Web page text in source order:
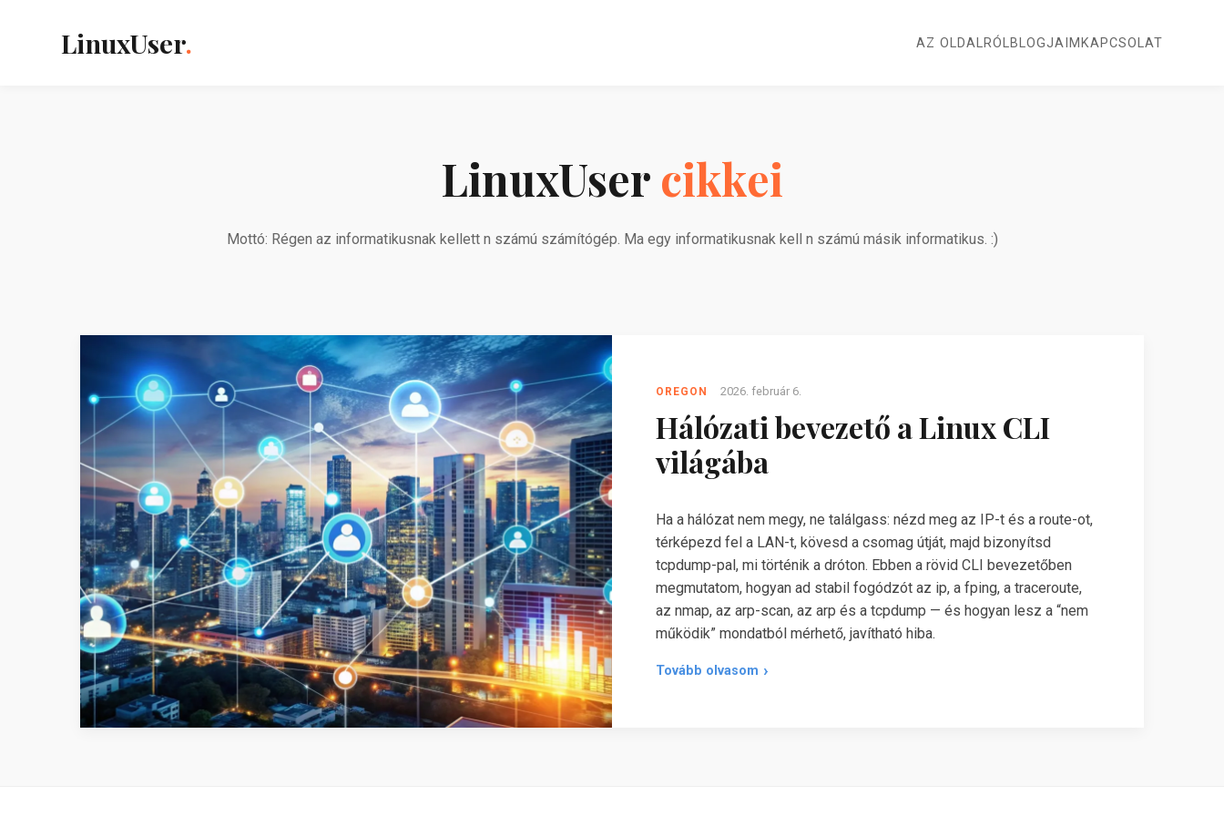
LinuxUser. AZ OLDALRÓLBLOGJAIM KAPCSOLAT
LinuxUser cikkei
Mottó: Régen az informatikusnak kellett n számú számítógép. Ma egy informatikusnak kell n számú másik informatikus. :)
OREGON 2026. február 6.
Hálózati bevezető a Linux CLI
világába
Ha a hálózat nem megy, ne találgass: nézd meg az IP-t és a route-ot,
térképezd fel a LAN-t, kövesd a csomag útját, majd bizonyítsd
tcpdump-pal, mi történik a dróton. Ebben a rövid CLI bevezetőben
megmutatom, hogyan ad stabil fogódzót az ip, a fping, a traceroute,
az nmap, az arp-scan, az arp és a tcpdump — és hogyan lesz a “nem
működik” mondatból mérhető, javítható hiba.
Tovább olvasom